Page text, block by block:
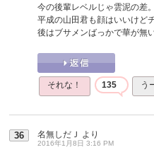
今の後輩レベルじゃ雲泥の差。
平成の山田君も顔はいいけど
後はブサメンばっかで華が無い
それな！ 135 う
36 名無しだＪ より
2016年1月8日 3:16 PM